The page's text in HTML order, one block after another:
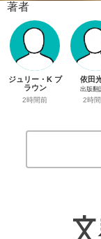
著者
ジュリー・K ブ
ラウン
2時間前
依田
出版翻
2時